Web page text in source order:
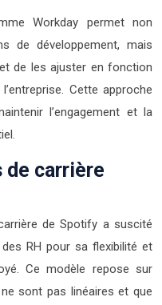
Workday permet non
de développement, mais
de les ajuster en fonction
Cette approche
l’engagement et la
de carrière
de Spotify a suscité
RH pour sa flexibilité et
Ce modèle repose sur
sont pas linéaires et que